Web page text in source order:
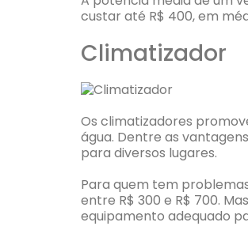
custar até R$ 400, em
Climatizador
Os climatizadores
água. Dentre as
para diversos lugares.
Para quem tem
entre R$ 300 e R$ 700.
equipamento adequado